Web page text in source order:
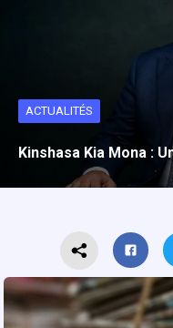
ACTUALITÉS
Kinshasa Kia Mona :